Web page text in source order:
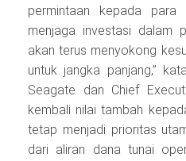
permintaan kepada para
menjaga investasi dalam
akan terus menyokong
untuk jangka panjang,”
Seagate dan Chief
kembali nilai tambah
tetap menjadi prioritas
dari aliran dana tunai